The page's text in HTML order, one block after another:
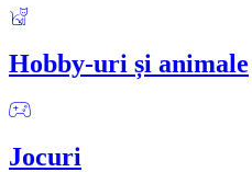
Hobby-uri și animale
Jocuri